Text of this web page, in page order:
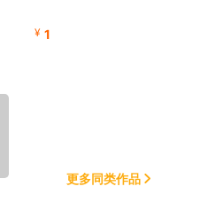
¥ 1
更多同类作品